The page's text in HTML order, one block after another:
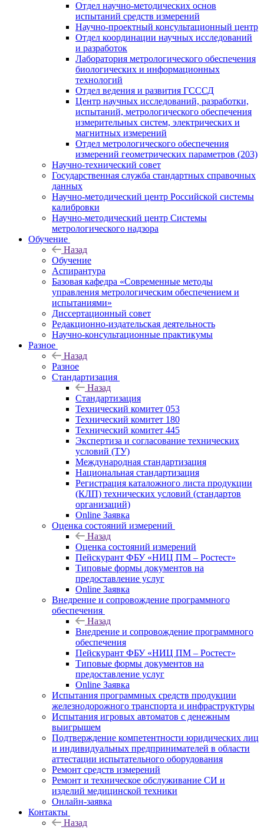
Отдел научно-методических основ
испытаний средств измерений
Научно-проектный консультационный центр
Отдел координации научных исследований
и разработок
Лаборатория метрологического обеспечения
биологических и информационных
технологий
Отдел ведения и развития ГСССД
Центр научных исследований, разработки,
испытаний, метрологического обеспечения
измерительных систем, электрических и
магнитных измерений
Отдел метрологического обеспечения
измерений геометрических параметров (203)
Научно-технический совет
Государственная служба стандартных справочных
данных
Научно-методический центр Российской системы
калибровки
Научно-методический центр Системы
метрологического надзора
Обучение
Назад
Обучение
Аспирантура
Базовая кафедра «Современные методы
управления метрологическим обеспечением и
испытаниями»
Диссертационный совет
Редакционно-издательская деятельность
Научно-консультационные практикумы
Разное
Назад
Разное
Стандартизация
Назад
Стандартизация
Технический комитет 053
Технический комитет 180
Технический комитет 445
Экспертиза и согласование технических
условий (ТУ)
Международная стандартизация
Национальная стандартизация
Регистрация каталожного листа продукции
(КЛП) технических условий (стандартов
организаций)
Online Заявка
Оценка состояний измерений
Назад
Оценка состояний измерений
Пейскурант ФБУ «НИЦ ПМ – Ростест»
Типовые формы документов на
предоставление услуг
Online Заявка
Внедрение и сопровождение программного
обеспечения
Назад
Внедрение и сопровождение программного
обеспечения
Пейскурант ФБУ «НИЦ ПМ – Ростест»
Типовые формы документов на
предоставление услуг
Online Заявка
Испытания программных средств продукции
железнодорожного транспорта и инфраструктуры
Испытания игровых автоматов с денежным
выигрышем
Подтверждение компетентности юридических лиц
и индивидуальных предпринимателей в области
аттестации испытательного оборудования
Ремонт средств измерений
Ремонт и техническое обслуживание СИ и
изделий медицинской техники
Онлайн-заявка
Контакты
Назад